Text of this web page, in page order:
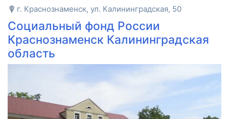
г. Краснознаменск, ул. Калининградская, 50
Социальный фонд России
Краснознаменск Калининградская
область